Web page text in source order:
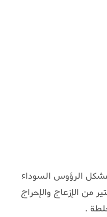
الرؤوس السوداء
من الإزعاج والإحراج
.